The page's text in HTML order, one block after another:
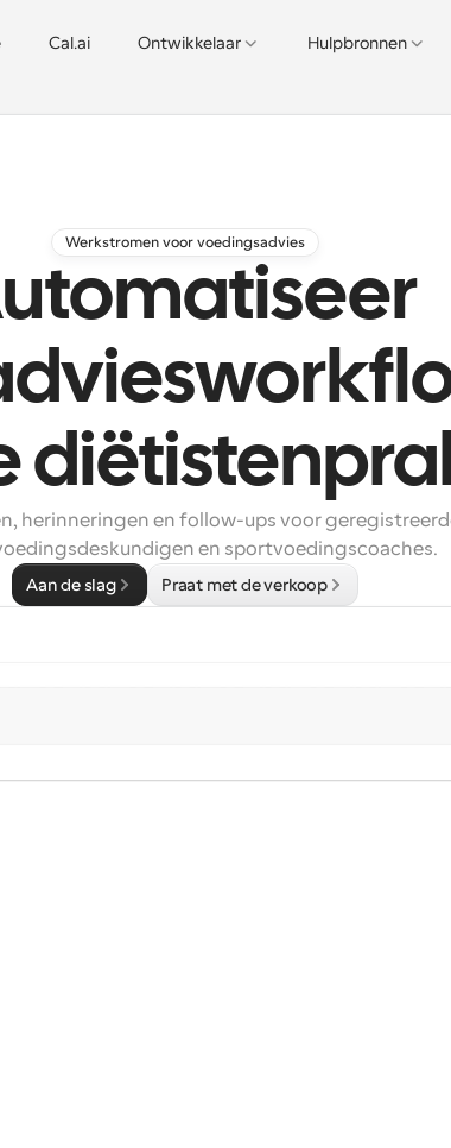
Cal.ai Ontwikkelaar Hulpbronnen
Werkstromen voor voedingsadvies
herinneringen en follow-ups voor
en sportvoedingscoaches.
Aan de slag Praat met de verkoop